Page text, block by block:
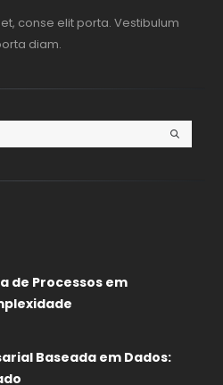
conse elit porta. Vestibulum
diam.
de Processos em
Baseada em Dados: